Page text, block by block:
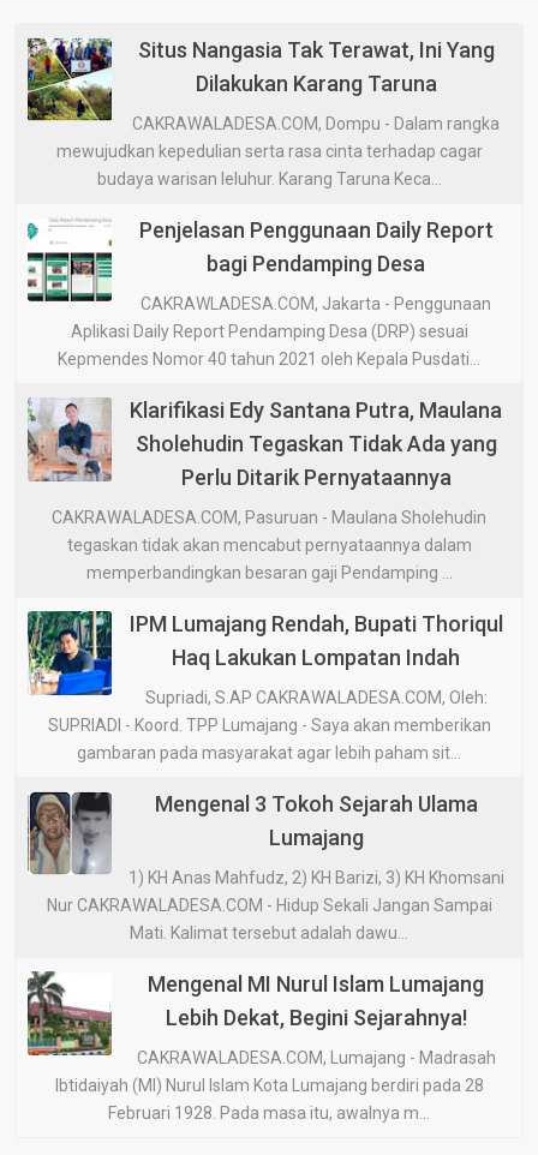
Situs Nangasia Tak Terawat, Ini Yang
Dilakukan Karang Taruna
CAKRAWALADESA.COM, Dompu - Dalam rangka
mewujudkan kepedulian serta rasa cinta terhadap cagar
budaya warisan leluhur. Karang Taruna Keca...
Penjelasan Penggunaan Daily Report
bagi Pendamping Desa
CAKRAWLADESA.COM, Jakarta - Penggunaan
Aplikasi Daily Report Pendamping Desa (DRP) sesuai
Kepmendes Nomor 40 tahun 2021 oleh Kepala Pusdati...
Klarifikasi Edy Santana Putra, Maulana
Sholehudin Tegaskan Tidak Ada yang
Perlu Ditarik Pernyataannya
CAKRAWALADESA.COM, Pasuruan - Maulana Sholehudin
tegaskan tidak akan mencabut pernyataannya dalam
memperbandingkan besaran gaji Pendamping ...
IPM Lumajang Rendah, Bupati Thoriqul
Haq Lakukan Lompatan Indah
Supriadi, S.AP CAKRAWALADESA.COM, Oleh:
SUPRIADI - Koord. TPP Lumajang - Saya akan memberikan
gambaran pada masyarakat agar lebih paham sit...
Mengenal 3 Tokoh Sejarah Ulama
Lumajang
1) KH Anas Mahfudz, 2) KH Barizi, 3) KH Khomsani
Nur CAKRAWALADESA.COM - Hidup Sekali Jangan Sampai
Mati. Kalimat tersebut adalah dawu...
Mengenal MI Nurul Islam Lumajang
Lebih Dekat, Begini Sejarahnya!
CAKRAWALADESA.COM, Lumajang - Madrasah
Ibtidaiyah (MI) Nurul Islam Kota Lumajang berdiri pada 28
Februari 1928. Pada masa itu, awalnya m...